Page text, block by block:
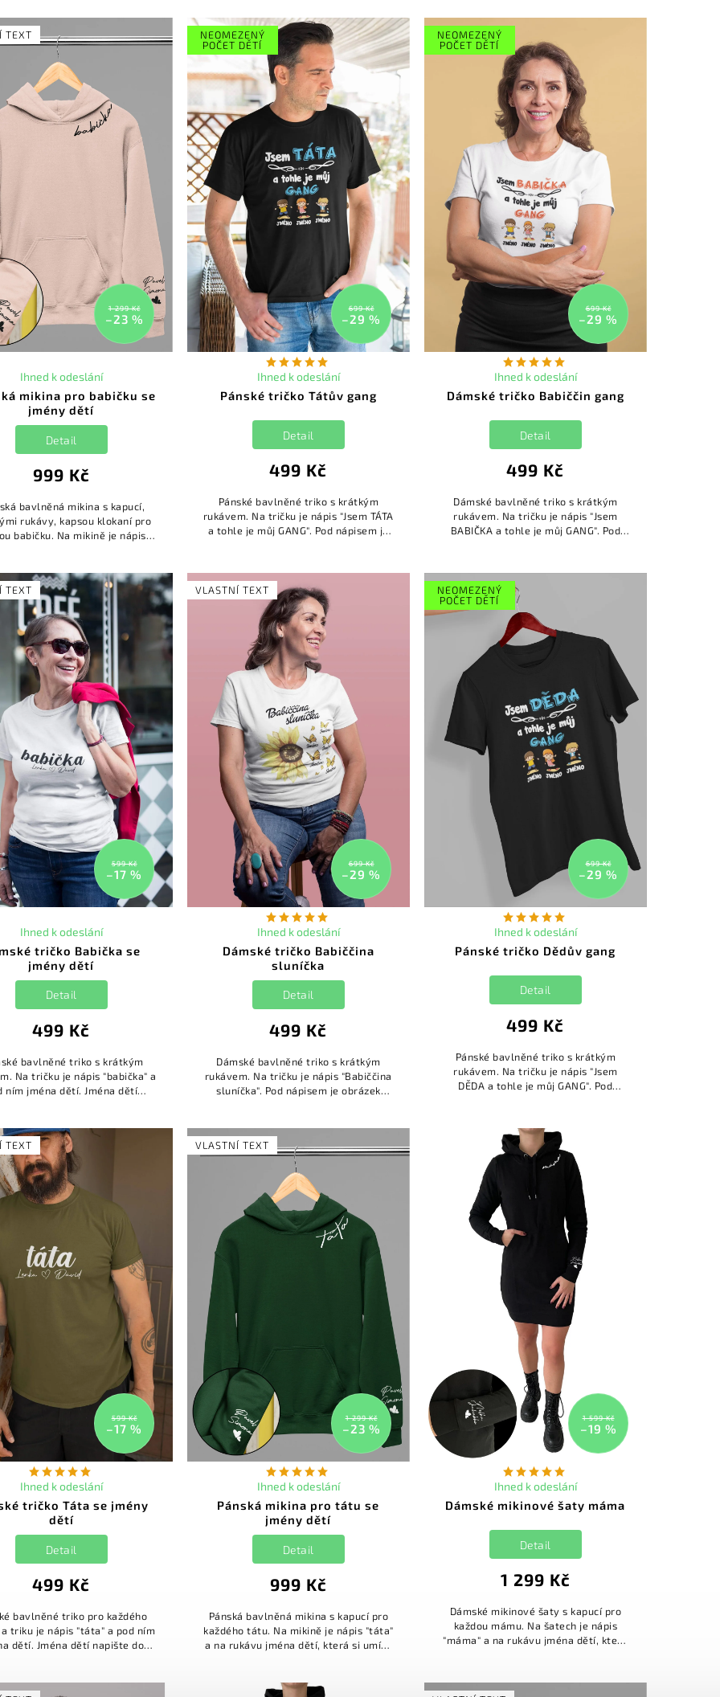
TEXT
1 299 Kč
–23 %
mikina pro babičku se
jmény dětí
Ihned k odeslání
999 Kč
Detail
bavlněná mikina s kapucí,
rukávy, kapsou klokaní pro
babičku. Na mikině je nápis
NEOMEZENÝ
POČET DĚTÍ
699 Kč
–29 %
Pánské tričko Tátův gang
Ihned k odeslání
499 Kč
Detail
Pánské bavlněné triko s krátkým
rukávem. Na tričku je nápis "Jsem TÁTA
a tohle je můj GANG". Pod nápisem je
NEOMEZENÝ
POČET DĚTÍ
699 Kč
–29 %
Dámské tričko Babiččin gang
Ihned k odeslání
499 Kč
Detail
Dámské bavlněné triko s krátkým
rukávem. Na tričku je nápis "Jsem
BABIČKA a tohle je můj GANG". Pod
TEXT
599 Kč
–17 %
tričko Babička se
jmény dětí
Ihned k odeslání
499 Kč
Detail
bavlněné triko s krátkým
Na tričku je nápis "babička" a
ním jména dětí. Jména dětí
VLASTNÍ TEXT
699 Kč
–29 %
Dámské tričko Babiččina
sluníčka
Ihned k odeslání
499 Kč
Detail
Dámské bavlněné triko s krátkým
rukávem. Na tričku je nápis "Babiččina
sluníčka". Pod nápisem je obrázek
NEOMEZENÝ
POČET DĚTÍ
699 Kč
–29 %
Pánské tričko Dědův gang
Ihned k odeslání
499 Kč
Detail
Pánské bavlněné triko s krátkým
rukávem. Na tričku je nápis "Jsem
DĚDA a tohle je můj GANG". Pod
TEXT
599 Kč
–17 %
tričko Táta se jmény
dětí
Ihned k odeslání
499 Kč
Detail
bavlněné triko pro každého
triku je nápis "táta" a pod ním
dětí. Jména dětí napište do
VLASTNÍ TEXT
1 299 Kč
–23 %
Pánská mikina pro tátu se
jmény dětí
Ihned k odeslání
999 Kč
Detail
Pánská bavlněná mikina s kapucí pro
každého tátu. Na mikině je nápis "táta"
a na rukávu jména dětí, která si umíte
1 599 Kč
–19 %
Dámské mikinové šaty máma
Ihned k odeslání
1 299 Kč
Detail
Dámské mikinové šaty s kapucí pro
každou mámu. Na šatech je nápis
"máma" a na rukávu jména dětí, která